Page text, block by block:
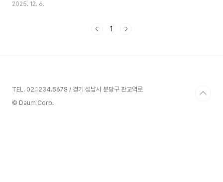
2025. 12. 6.
1
TEL. 02.1234.5678 / 경기 성남시 분당구 판교역로
© Daum Corp.